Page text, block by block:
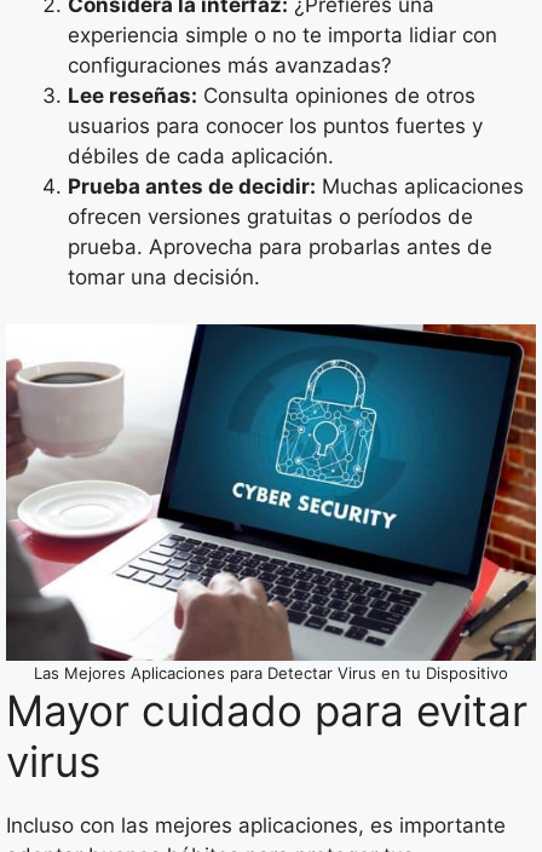
Considera la interfaz: ¿Prefieres una
experiencia simple o no te importa lidiar con
configuraciones más avanzadas?
Lee reseñas: Consulta opiniones de otros
usuarios para conocer los puntos fuertes y
débiles de cada aplicación.
Prueba antes de decidir: Muchas aplicaciones
ofrecen versiones gratuitas o períodos de
prueba. Aprovecha para probarlas antes de
tomar una decisión.
Las Mejores Aplicaciones para Detectar Virus en tu Dispositivo
Mayor cuidado para evitar
virus
Incluso con las mejores aplicaciones, es importante